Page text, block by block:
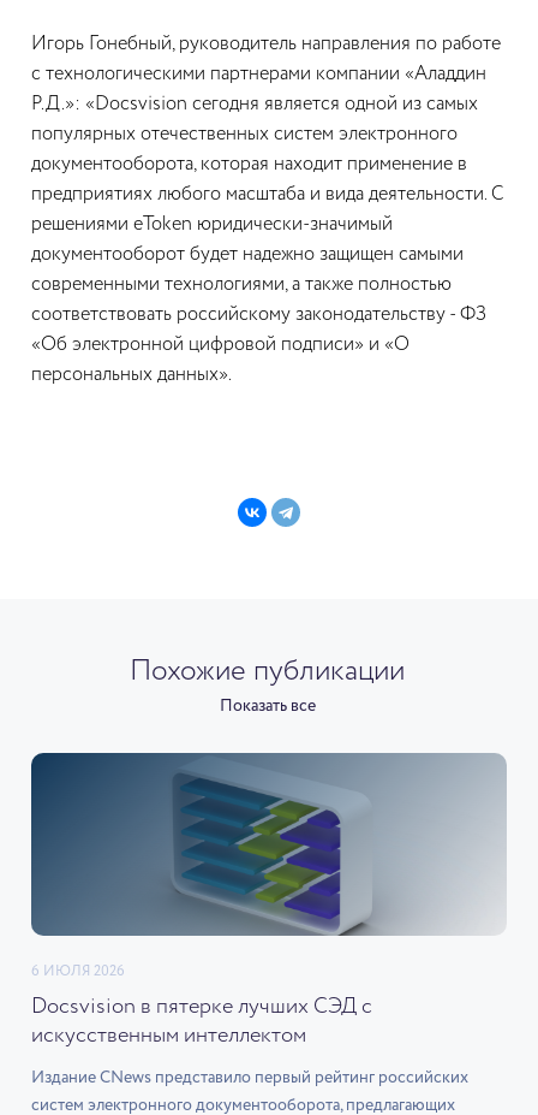
Игорь Гонебный, руководитель направления по работе
с технологическими партнерами компании «Аладдин
Р.Д.»: «Docsvision сегодня является одной из самых
популярных отечественных систем электронного
документооборота, которая находит применение в
предприятиях любого масштаба и вида деятельности. С
решениями eToken юридически-значимый
документооборот будет надежно защищен самыми
современными технологиями, а также полностью
соответствовать российскому законодательству - ФЗ
«Об электронной цифровой подписи» и «О
персональных данных».
Похожие публикации
Показать все
6 ИЮЛЯ 2026
Docsvision в пятерке лучших СЭД с
искусственным интеллектом
Издание CNews представило первый рейтинг российских
систем электронного документооборота, предлагающих